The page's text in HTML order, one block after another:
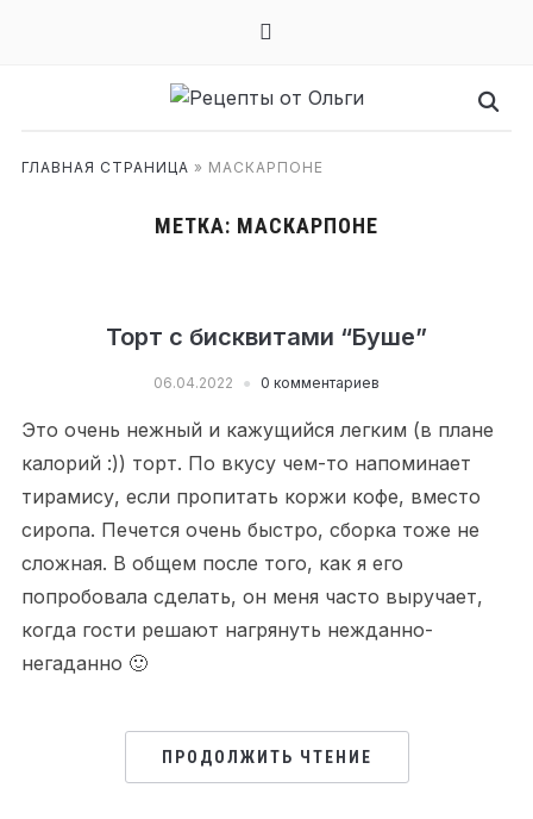
mail
ГЛАВНАЯ СТРАНИЦА » МАСКАРПОНЕ
МЕТКА: МАСКАРПОНЕ
Торт с бисквитами “Буше”
06.04.2022 0 комментариев
Это очень нежный и кажущийся легким (в плане
калорий :)) торт. По вкусу чем-то напоминает
тирамису, если пропитать коржи кофе, вместо
сиропа. Печется очень быстро, сборка тоже не
сложная. В общем после того, как я его
попробовала сделать, он меня часто выручает,
когда гости решают нагрянуть нежданно-
негаданно 🙂
ПРОДОЛЖИТЬ ЧТЕНИЕ